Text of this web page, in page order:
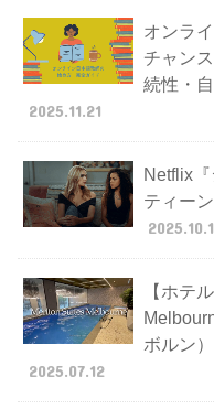
オンラ
チャン
続性・
2025.11.21
Netflix
ティー
【ホテ
ボルン
2025.07.12